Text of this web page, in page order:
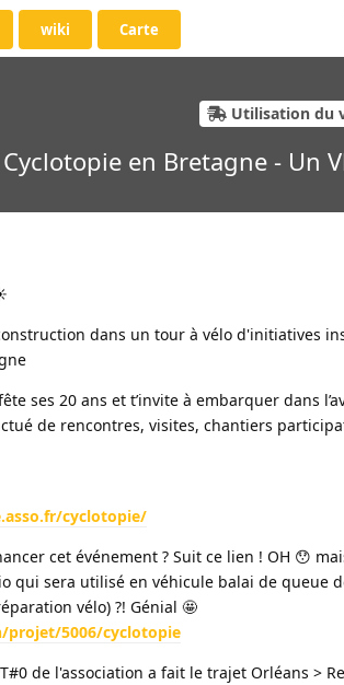
wiki Carte
Utilisation du
Cyclotopie en Bretagne - Un
dans un tour à vélo d'initiatives
ses 20 ans et t’invite à embarquer dans
de rencontres, visites, chantiers
cyclotopie/
cet événement ? Suit ce lien ! OH 😯
qui sera utilisé en véhicule balai de queue
vélo) ?! Génial 🤩
5006/cyclotopie
de l'association a fait le trajet Orléans >